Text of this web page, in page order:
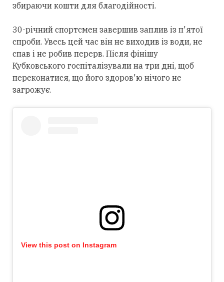
збираючи кошти для благодійності.
30-річний спортсмен завершив заплив із п'ятої
спроби. Увесь цей час він не виходив із води, не
спав і не робив перерв. Після фінішу
Кубковського госпіталізували на три дні, щоб
переконатися, що його здоров'ю нічого не
загрожує.
View this post on Instagram